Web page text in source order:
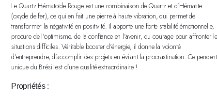
Le Quartz Hématoïde Rouge est une combinaison de Quartz et d’Hématite
(oxyde de fer), ce qui en fait une pierre à haute vibration, qui permet de
transformer la négativité en positivité. Il apporte une forte stabilité émotionnelle,
procure de l’optimisme, de la confiance en l’avenir, du courage pour affronter
situations difficiles. Véritable booster d’énergie, il donne la volonté
d’entreprendre, d’accomplir des projets en évitant la procrastination. Ce
unique du Brésil est d’une qualité extraordinaire !
Propriétés :